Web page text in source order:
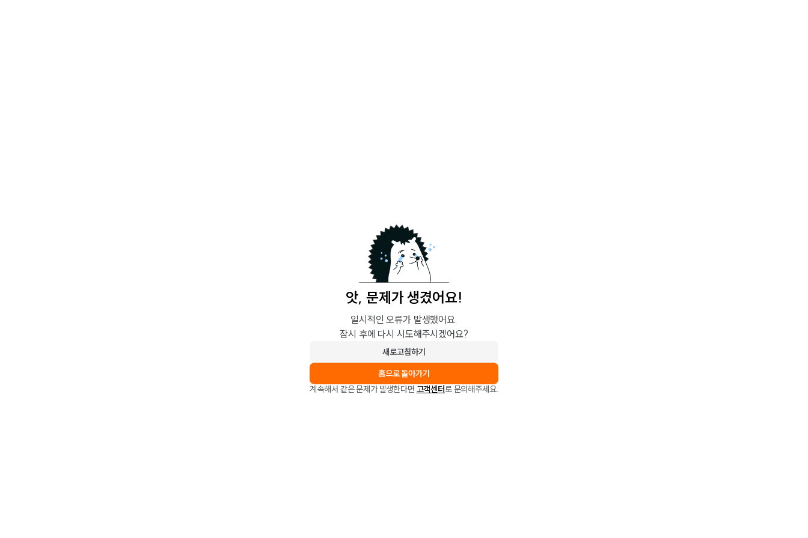
앗, 문제가 생겼어요!
일시적인 오류가 발생했어요.
잠시 후에 다시 시도해주시겠어요?
새로고침하기
홈으로 돌아가기
계속해서 같은 문제가 발생한다면 고객센터로 문의해주세요.